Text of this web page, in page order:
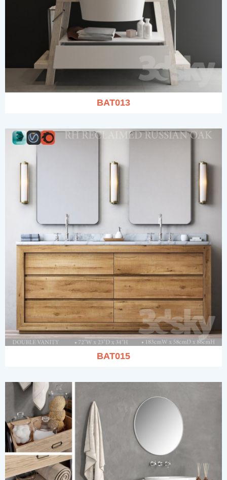
BAT013
BAT015